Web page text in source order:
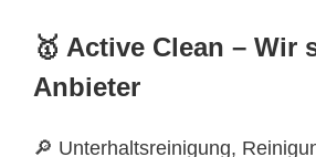
🥇 Active Clean – Wir
Anbieter
🔎 Unterhaltsreinigung,